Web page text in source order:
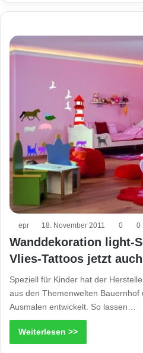
epr 18. November 2011 0 0
Wanddekoration light-
Vlies-Tattoos jetzt
Speziell für Kinder hat der
aus den Themenwelten Bauernhof
Ausmalen entwickelt. So lassen…
Weiterlesen >>